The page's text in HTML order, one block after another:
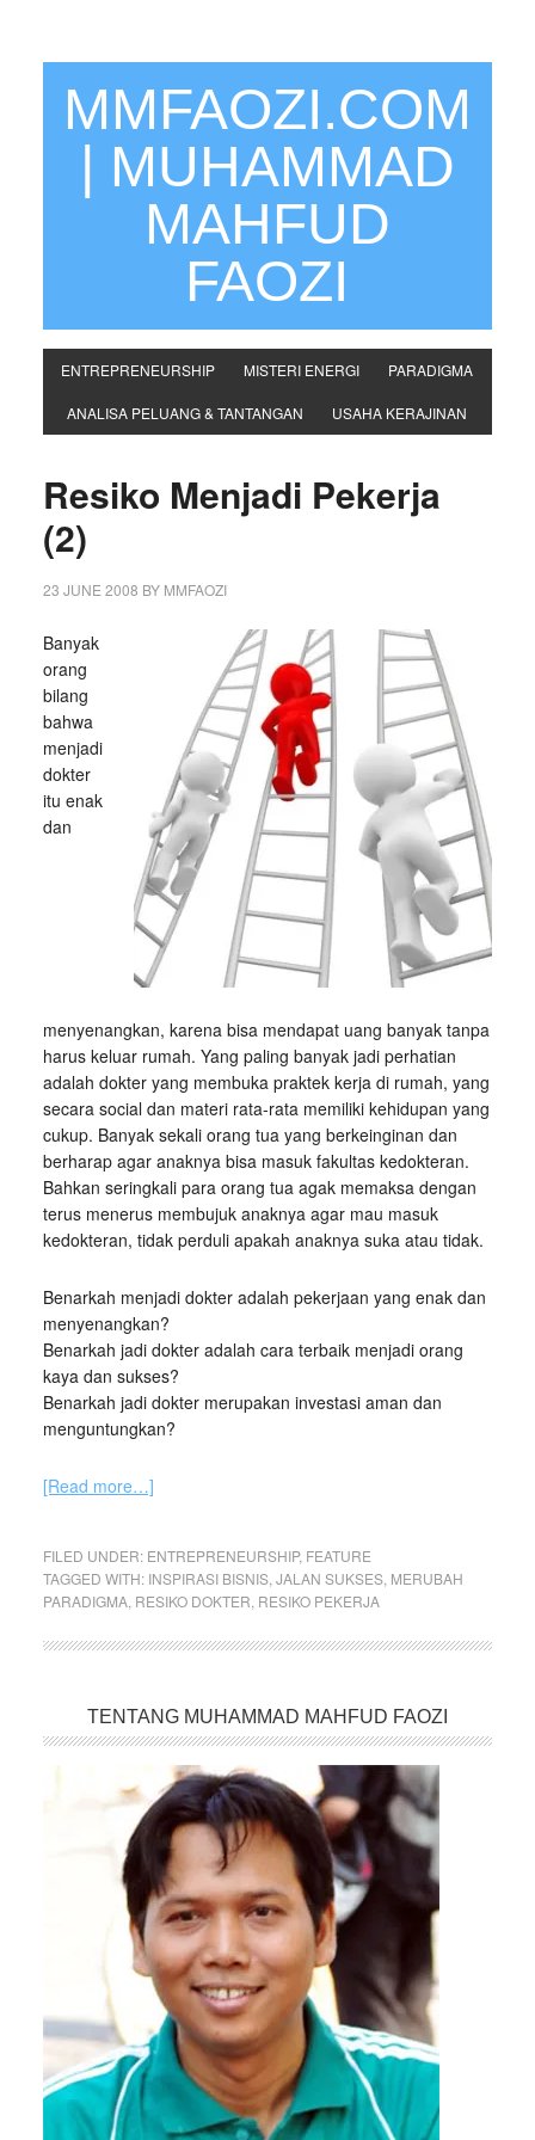
MMFAOZI.COM
| MUHAMMAD
MAHFUD
FAOZI
ENTREPRENEURSHIP MISTERI ENERGI PARADIGMA
ANALISA PELUANG & TANTANGAN USAHA KERAJINAN
Resiko Menjadi Pekerja
(2)
23 JUNE 2008 BY MMFAOZI
Banyak
orang
bilang
bahwa
menjadi
dokter
itu enak
dan
menyenangkan, karena bisa mendapat uang banyak tanpa
harus keluar rumah. Yang paling banyak jadi perhatian
adalah dokter yang membuka praktek kerja di rumah, yang
secara social dan materi rata-rata memiliki kehidupan yang
cukup. Banyak sekali orang tua yang berkeinginan dan
berharap agar anaknya bisa masuk fakultas kedokteran.
Bahkan seringkali para orang tua agak memaksa dengan
terus menerus membujuk anaknya agar mau masuk
kedokteran, tidak perduli apakah anaknya suka atau tidak.
Benarkah menjadi dokter adalah pekerjaan yang enak dan
menyenangkan?
Benarkah jadi dokter adalah cara terbaik menjadi orang
kaya dan sukses?
Benarkah jadi dokter merupakan investasi aman dan
menguntungkan?
[Read more…]
FILED UNDER: ENTREPRENEURSHIP, FEATURE
TAGGED WITH: INSPIRASI BISNIS, JALAN SUKSES, MERUBAH
PARADIGMA, RESIKO DOKTER RESIKO PEKERJA
TENTANG MUHAMMAD MAHFUD FAOZI